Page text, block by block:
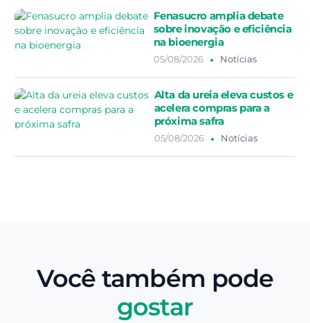
Fenasucro amplia debate
sobre inovação e eficiência
na bioenergia
05/08/2026 Notícias
Alta da ureia eleva custos e
acelera compras para a
próxima safra
05/08/2026 Notícias
Você também pode
gostar